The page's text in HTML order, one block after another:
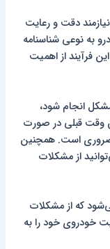
دقت و رعایت
به نوعی شناسنامه
فرآیند از اهمیت
انجام شود،
وقت قبلی در صورت
ضروری است. همچنین
از مشکلات
که از مشکلات
خودروی خود را به